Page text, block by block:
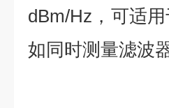
dBm/Hz，可适
如同时测量滤波